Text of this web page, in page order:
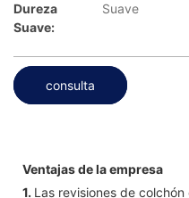
Dureza
Suave:
Suave
consulta
Ventajas de la empresa
1. Las revisiones de